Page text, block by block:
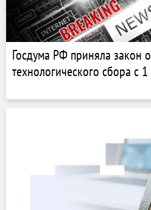
Госдума РФ приняла закон
технологического сбора с